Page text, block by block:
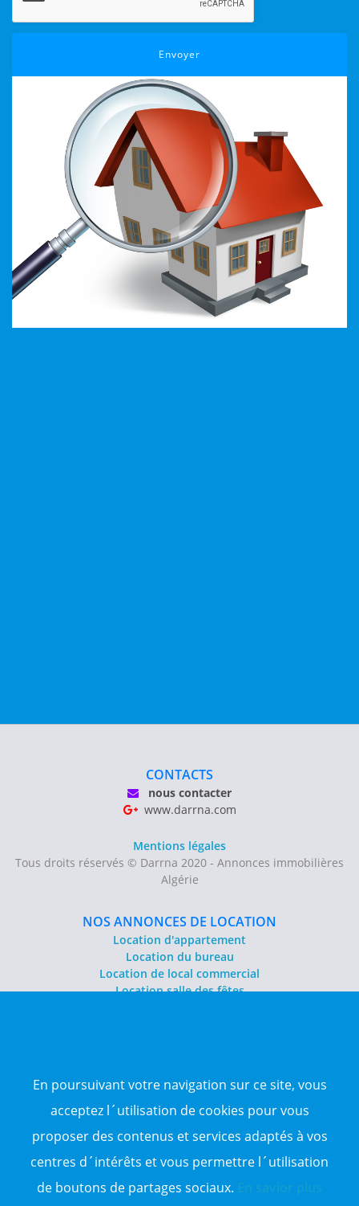
Envoyer
En poursuivant votre navigation sur ce site, vous
acceptez l´utilisation de cookies pour vous
proposer des contenus et services adaptés à vos
centres d´intérêts et vous permettre l´utilisation
de boutons de partages sociaux.
CONTACTS
nous contacter
www.darrna.com
Mentions légales
Tous droits réservés © Darrna 2020 - Annonces immobilières
Algérie
NOS ANNONCES DE LOCATION
Location d'appartement
Location du bureau
Location de local commercial
Location salle des fêtes
Vente terrain
Sitemap
TOP WILAYA
Annonce à 16-Alger
Annonce à 06-Béjaïa